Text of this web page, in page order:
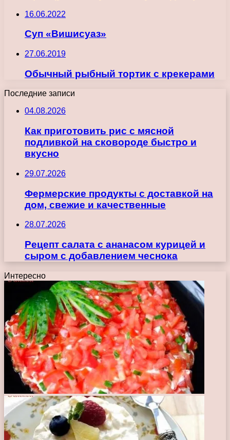
16.06.2022
Суп «Вишисуаз»
27.06.2019
Обычный рыбный тортик с крекерами
Последние записи
04.08.2026
Как приготовить рис с мясной
подливкой на сковороде быстро и
вкусно
29.07.2026
Фермерские продукты с доставкой на
дом, свежие и качественные
28.07.2026
Рецепт салата с ананасом курицей и
сыром с добавлением чеснока
Интересно